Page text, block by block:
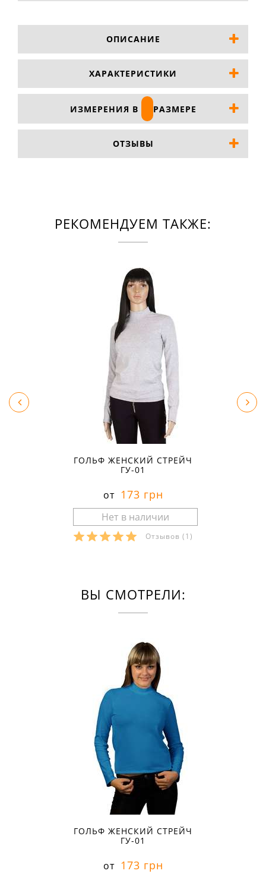
ОПИСАНИЕ
ХАРАКТЕРИСТИКИ
ИЗМЕРЕНИЯ В РАЗМЕРЕ
ОТЗЫВЫ
РЕКОМЕНДУЕМ ТАКЖЕ:
ГОЛЬФ ЖЕНСКИЙ СТРЕЙЧ
ГУ-01
от 173 грн
Отзывов (1)
ВЫ СМОТРЕЛИ:
ГОЛЬФ ЖЕНСКИЙ СТРЕЙЧ
ГУ-01
от 173 грн